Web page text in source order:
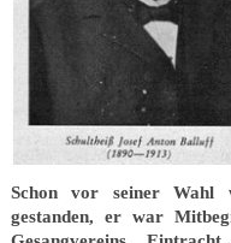
Schon vor seiner Wahl
gestanden, er war